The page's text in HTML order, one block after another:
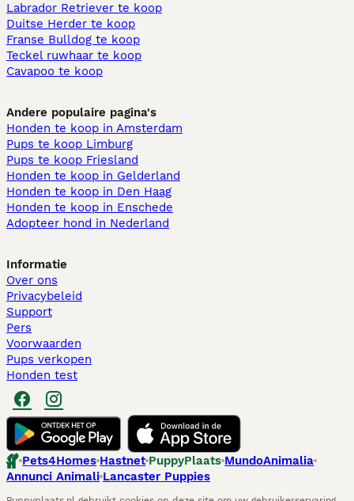
Labrador Retriever te koop
Duitse Herder te koop
Franse Bulldog te koop
Teckel ruwhaar te koop
Cavapoo te koop
Andere populaire pagina's
Honden te koop in Amsterdam
Pups te koop Limburg​
Pups te koop Friesland​
Honden te koop in Gelderland
Honden te koop in Den Haag
Honden te koop in Enschede
Adopteer hond in Nederland
Informatie
Over ons
Privacybeleid
Support
Pers
Voorwaarden
Pups verkopen
Honden test
Pets4Homes Hastnet PuppyPlaats MundoAnimalia
Annunci Animali Lancaster Puppies